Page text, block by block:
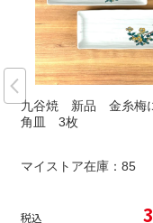
九谷焼 新品 金糸梅
角皿 3枚
マイストア在庫： 85
税込